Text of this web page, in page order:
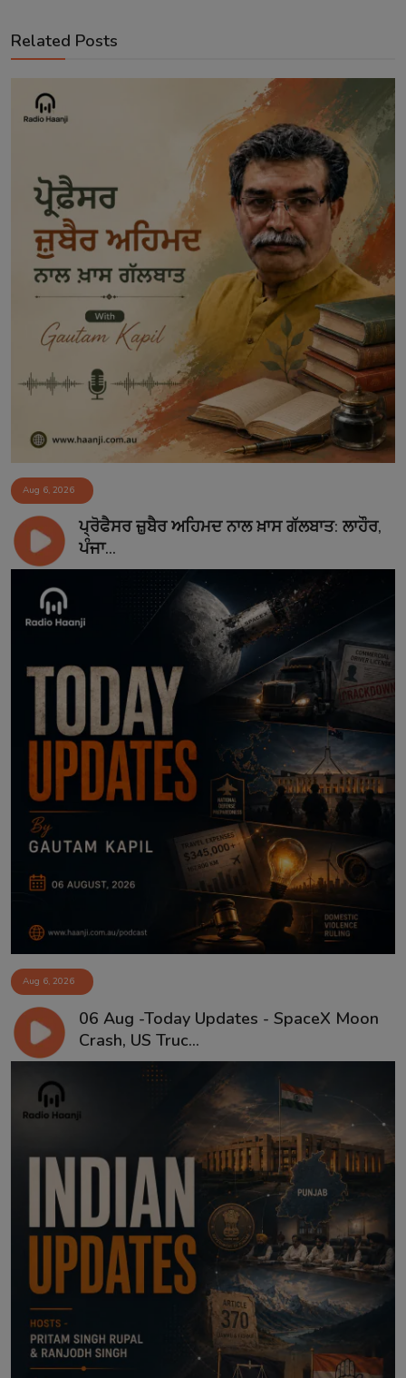
Related Posts
Aug 6, 2026
ਪ੍ਰੋਫੈਸਰ ਜ਼ੁਬੈਰ ਅਹਿਮਦ ਨਾਲ ਖ਼ਾਸ ਗੱਲਬਾਤ: ਲਾਹੌਰ,
ਪੰਜਾ...
Aug 6, 2026
06 Aug -Today Updates - SpaceX Moon
Crash, US Truc...